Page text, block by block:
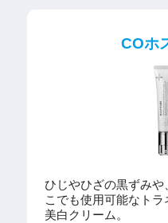
COホ
ひじやひざの黒ずみ
こでも使用可能なト
美白クリーム。